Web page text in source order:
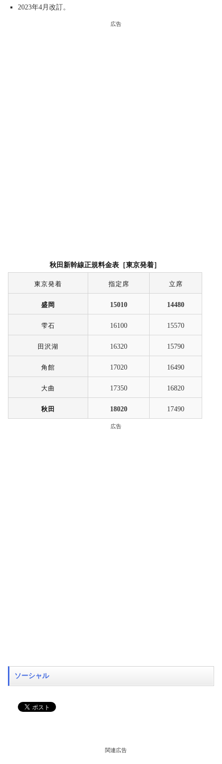
2023年4月改訂。
広告
秋田新幹線正規料金表［東京発着］
東京発着 指定席 立席
盛岡 15010 14480
雫石 16100 15570
田沢湖 16320 15790
角館 17020 16490
大曲 17350 16820
秋田 18020 17490
広告
ソーシャル
関連広告